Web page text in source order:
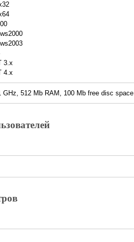
3.x
4.x
GHz, 512 Mb RAM, 100 Mb free disc space